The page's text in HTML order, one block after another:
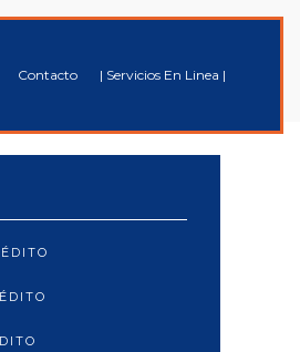
Contacto | Servicios En Linea |